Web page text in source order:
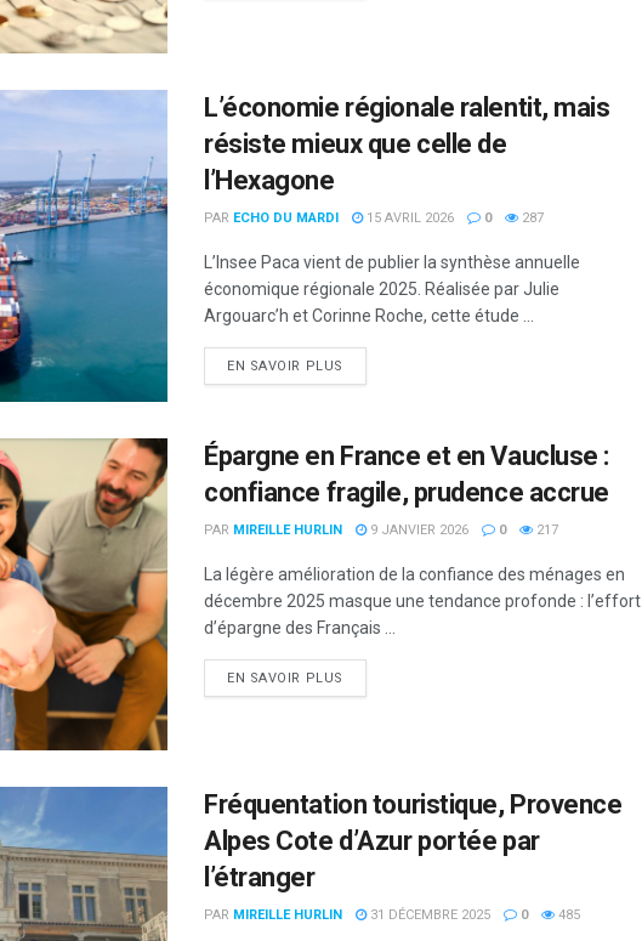
L’économie régionale ralentit, mais
résiste mieux que celle de
l’Hexagone
PAR ECHO DU MARDI 15 AVRIL 2026 0 287
L’Insee Paca vient de publier la synthèse annuelle
économique régionale 2025. Réalisée par Julie
Argouarc’h et Corinne Roche, cette étude ...
EN SAVOIR PLUS
Épargne en France et en Vaucluse :
confiance fragile, prudence accrue
PAR MIREILLE HURLIN 9 JANVIER 2026 0 217
La légère amélioration de la confiance des ménages en
décembre 2025 masque une tendance profonde : l’effort
d’épargne des Français ...
EN SAVOIR PLUS
Fréquentation touristique, Provence
Alpes Cote d’Azur portée par
l’étranger
PAR MIREILLE HURLIN 31 DÉCEMBRE 2025 0 485